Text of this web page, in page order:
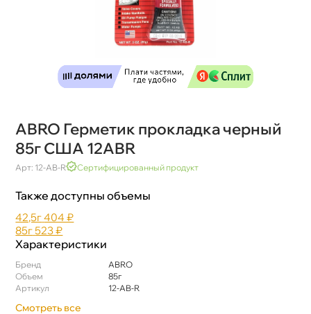
ABRO Герметик прокладка черный
85г США 12ABR
Арт: 12-AB-R Сертифицированный продукт
Также доступны объемы
42,5404 ₽
85523 ₽
Характеристики
Бренд
ABRO
Объем
85
Артикул
12-AB-R
Смотреть все